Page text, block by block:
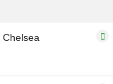
Chelsea